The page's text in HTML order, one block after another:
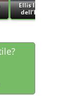
Ellis Island e